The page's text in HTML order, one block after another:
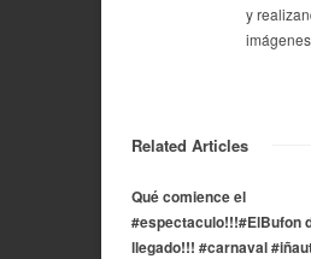
y
Related Articles
Qué comience el
#espectaculo!!!#ElBufon
llegado!!! #carnaval